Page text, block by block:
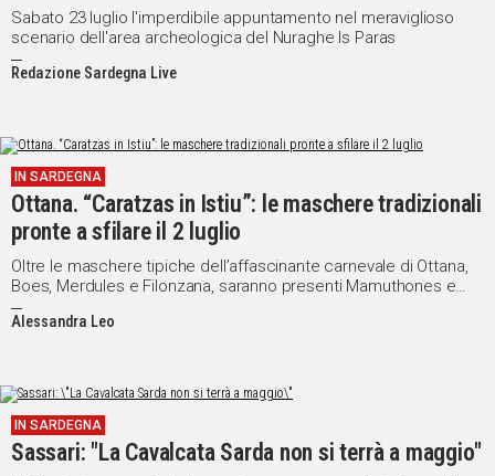
Sabato 23 luglio l'imperdibile appuntamento nel meraviglioso
scenario dell'area archeologica del Nuraghe Is Paras
Redazione Sardegna Live
IN SARDEGNA
Ottana. “Caratzas in Istiu”: le maschere tradizionali
pronte a sfilare il 2 luglio
Oltre le maschere tipiche dell’affascinante carnevale di Ottana,
Boes, Merdules e Filonzana, saranno presenti Mamuthones e
Issohadores di Mamoiada e Thurpos di Orotelli
Alessandra Leo
IN SARDEGNA
Sassari: "La Cavalcata Sarda non si terrà a maggio"